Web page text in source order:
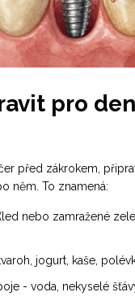
pro
před zákrokem,
něm. To znamená:
nebo zamražené
jogurt, kaše,
- voda, nekyselé